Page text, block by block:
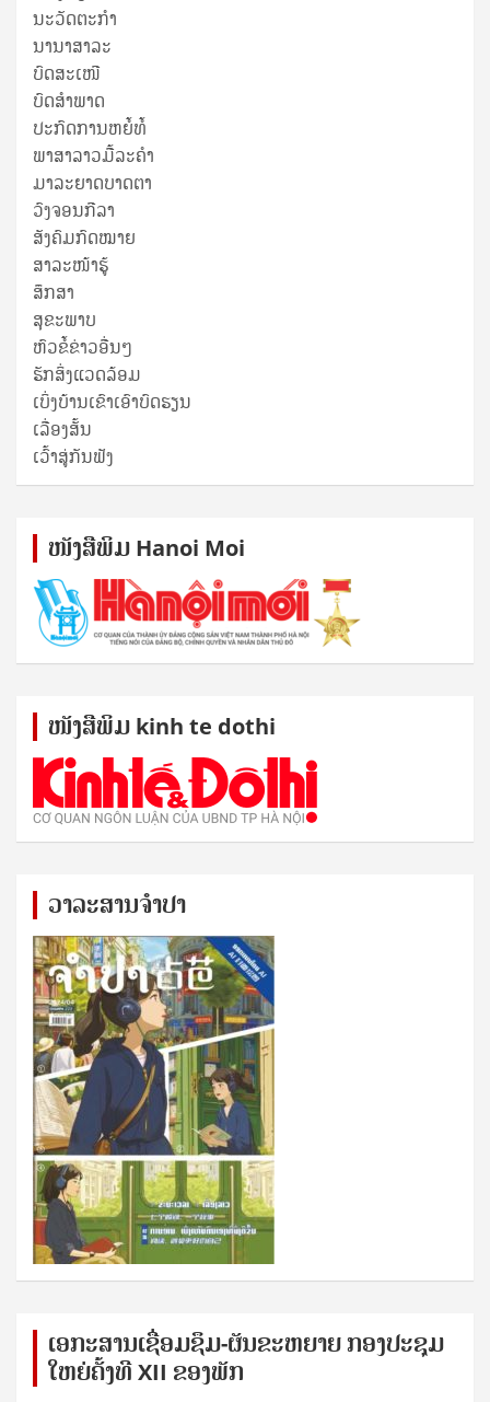
ນະວັດຕະກໍາ
ນານາສາລະ
ບົດສະເໜີ
ບົດສໍາພາດ
ປະກົດການຫຍໍ້ທໍ້
ພາສາລາວມື້ລະຄຳ
ມາລະຍາດບາດຕາ
ວົງຈອນກີລາ
ສັງຄົມກົດໝາຍ
ສາລະໜ້າຮູ້
ສຶກສາ
ສຸ​ຂະ​ພາບ
ຫົວຂໍ້ຂ່າວອື່ນໆ
ຮັກສິ່ງແວດລ້ອມ
ເບິ່ງບ້ານເຂົາເອົາບົດຮຽນ
ເລື່ອງສັ້ນ
ເວົ້າສູ່ກັນຟັງ
ໜັງ​ສື​ພິມ Hanoi Moi
ໜັງ​ສື​ພິມ kinh te dothi
ວາລະສານຈຳປາ
ເອກ​ະ​ສານ​ເຊ​ື່ອມ​ຊ​ຶມ-ຜັນ​ຂະ​ຫ​ຍາຍ ກອງ​ປະ​ຊຸມ​
ໃຫຍ່​ຄັ້ງ​ທີ XII ຂອງ​ພັກ